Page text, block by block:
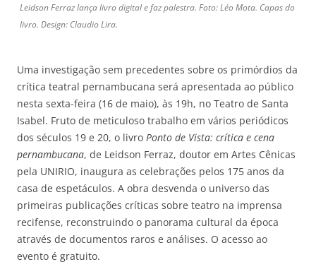
Leidson Ferraz lança livro digital e faz palestra. Foto: Léo Mota. Capas do
livro. Design: Claudio Lira.
Uma investigação sem precedentes sobre os primórdios da
crítica teatral pernambucana será apresentada ao público
nesta sexta-feira (16 de maio), às 19h, no Teatro de Santa
Isabel. Fruto de meticuloso trabalho em vários periódicos
dos séculos 19 e 20, o livro Ponto de Vista: crítica e cena
pernambucana, de Leidson Ferraz, doutor em Artes Cênicas
pela UNIRIO, inaugura as celebrações pelos 175 anos da
casa de espetáculos. A obra desvenda o universo das
primeiras publicações críticas sobre teatro na imprensa
recifense, reconstruindo o panorama cultural da época
através de documentos raros e análises. O acesso ao
evento é gratuito.